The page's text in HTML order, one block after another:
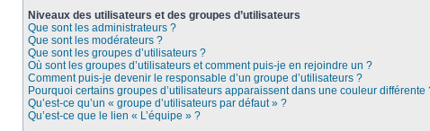
Niveaux des utilisateurs et des groupes d’utilisateurs
Que sont les administrateurs ?
Que sont les modérateurs ?
Que sont les groupes d’utilisateurs ?
Où sont les groupes d’utilisateurs et comment puis-je en rejoindre un ?
Comment puis-je devenir le responsable d’un groupe d’utilisateurs ?
Pourquoi certains groupes d’utilisateurs apparaissent dans une couleur différente
Qu’est-ce qu’un « groupe d’utilisateurs par défaut » ?
Qu’est-ce que le lien « L’équipe » ?